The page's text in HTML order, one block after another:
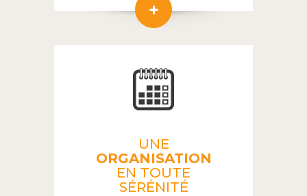
UNE
ORGANISATION
EN TOUTE
SÉRÉNITÉ